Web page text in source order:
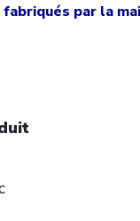
par la